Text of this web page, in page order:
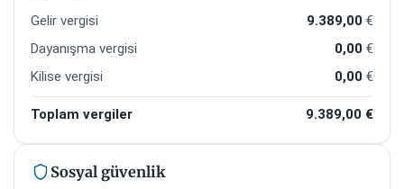
Gelir vergisi 9.389,00 €
Dayanışma vergisi
0,00 €
Kilise vergisi
0,00 €
Toplam vergiler 9.389,00 €
Sosyal güvenlik